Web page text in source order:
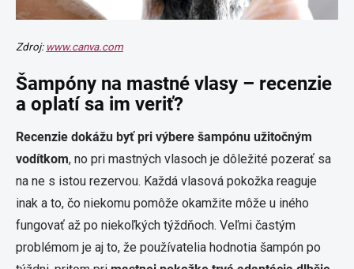
Zdroj: www.canva.com
Šampóny na mastné vlasy – recenzie
a oplatí sa im veriť?
Recenzie dokážu byť pri výbere šampónu užitočným
vodítkom, no pri mastných vlasoch je dôležité pozerať sa
na ne s istou rezervou. Každá vlasová pokožka reaguje
inak a to, čo niekomu pomôže okamžite môže u iného
fungovať až po niekoľkých týždňoch. Veľmi častým
problémom je aj to, že používatelia hodnotia šampón po